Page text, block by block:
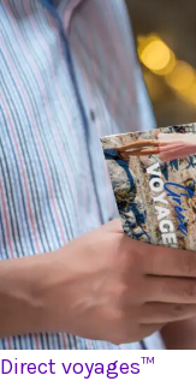
Direct voyages™